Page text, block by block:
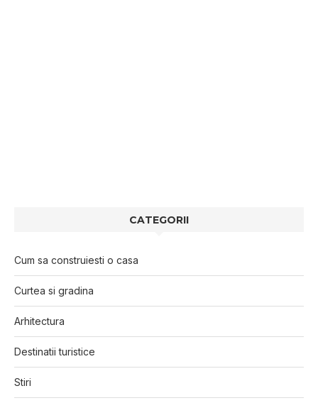
CATEGORII
Cum sa construiesti o casa
Curtea si gradina
Arhitectura
Destinatii turistice
Stiri